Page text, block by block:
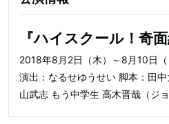
『ハイスクール！奇
2018年8月2日（木）～8月10日
演出：なるせゆうせい 脚本：田
山武志 もう中学生 高木晋哉（ジ